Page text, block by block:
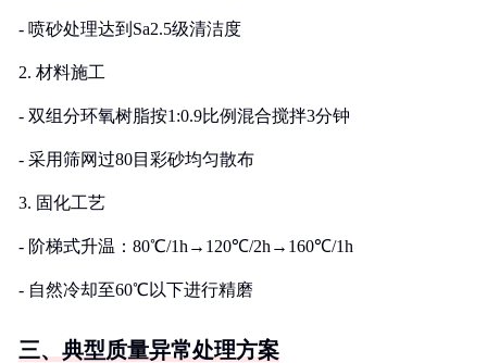
- 喷砂处理达到Sa2.5级清洁度
2. 材料施工
- 双组分环氧树脂按1:0.9比例混合搅拌3分钟
- 采用筛网过80目彩砂均匀散布
3. 固化工艺
- 阶梯式升温：80℃/1h→120℃/2h→160℃/1h
- 自然冷却至60℃以下进行精磨
三、典型质量异常处理方案